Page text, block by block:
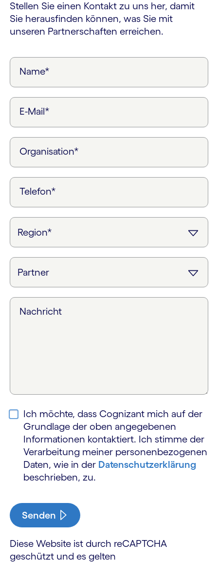
Stellen Sie einen Kontakt zu uns her, damit
Sie herausfinden können, was Sie mit
unseren Partnerschaften erreichen.
Name*
E-Mail*
Organisation*
Telefon*
Nachricht
Ich möchte, dass Cognizant mich auf der
Grundlage der oben angegebenen
Informationen kontaktiert. Ich stimme der
Verarbeitung meiner personen­bezogenen
Daten, wie in der Datenschutz­erklärung
beschrieben, zu.
Senden
Diese Website ist durch reCAPTCHA
geschützt und es gelten